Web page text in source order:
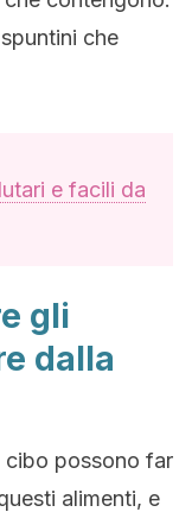
che
e facili da
gli
dalla
cibo possono far
alimenti, e